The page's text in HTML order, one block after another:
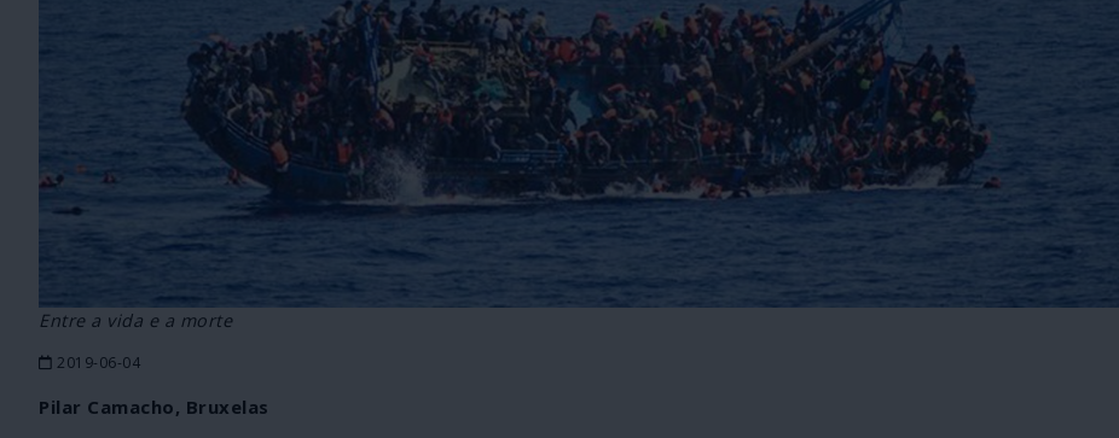
Entre a vida e a morte
2019-06-04
Pilar Camacho, Bruxelas